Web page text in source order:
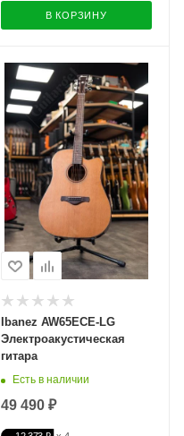
В КОРЗИНУ
Ibanez AW65ECE-LG
Электроакустическая
гитара
Есть в наличии
49 490 ₽